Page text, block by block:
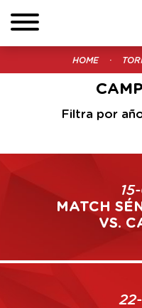
HOME
Filtra por
MATCH
VS.